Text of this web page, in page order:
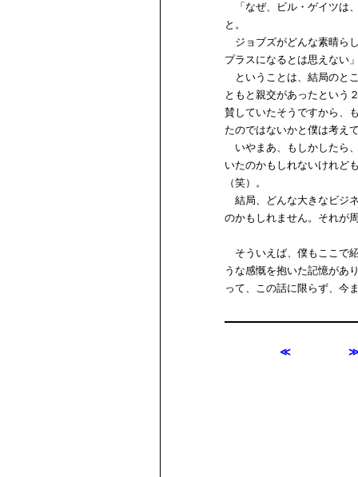
「なぜ、ビル・ゲイツは
と。
ジョブズがどんな素晴ら
プラスになるとは思えない
ということは、結局のと
ともと親交があったという
賛していたそうですから、
たのではないかと僕は考え
いやまあ、もしかしたら
いたのかもしれないけれど
（笑）。
結局、どんな大きなビジ
のかもしれません。それが
そういえば、僕もここで
うな感慨を抱いた記憶があ
って、この話に限らず、
≪